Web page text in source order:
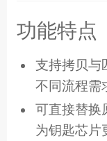
功能特点
支持拷贝与
不同流程需
可直接替换
为钥匙芯片